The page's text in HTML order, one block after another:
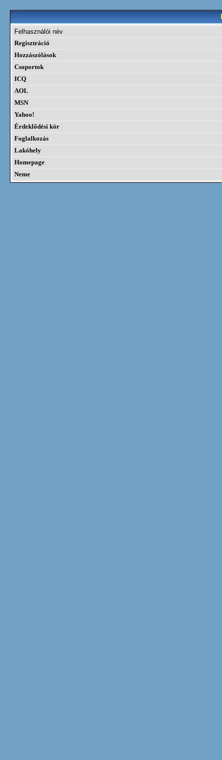
Felhasználói név
Regisztráció
Hozzászólások
Csoportok
ICQ
AOL
MSN
Yahoo!
Érdeklődési kör
Foglalkozás
Lakóhely
Homepage
Neme